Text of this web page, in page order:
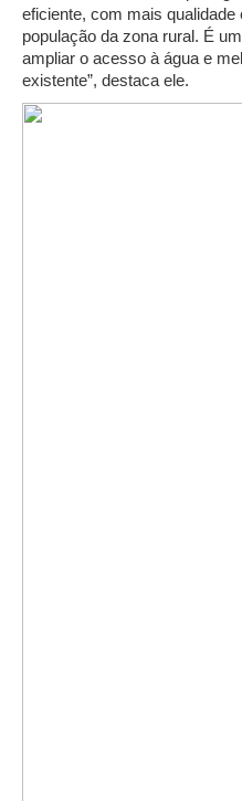
eficiente, com mais
população da zona rural. É
ampliar o acesso à água e
existente”, destaca ele.